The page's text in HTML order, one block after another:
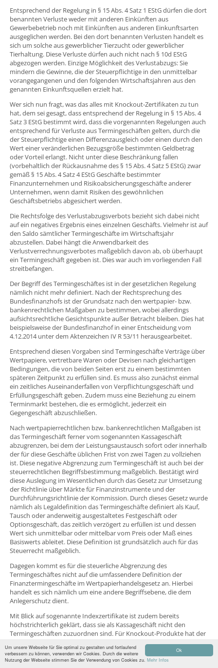
Ok
Um unsere Webseite für Sie optimal zu gestalten und fortlaufend
verbessern zu können, verwenden wir Cookies. Durch die weitere
Nutzung der Webseite stimmen Sie der Verwendung von Cookies zu. Mehr Infos
Entsprechend der Regelung in § 15 Abs. 4 Satz 1 EStG dürfen die dort
benannten Verluste weder mit anderen Einkünften aus
Gewerbebetrieb noch mit Einkünften aus anderen Einkunftsarten
ausgeglichen werden. Bei den dort benannten Verlusten handelt es
sich um solche aus gewerblicher Tierzucht oder gewerblicher
Tierhaltung. Diese Verluste dürfen auch nicht nach § 10d EStG
abgezogen werden. Einzige Möglichkeit des Verlustabzugs: Sie
mindern die Gewinne, die der Steuerpflichtige in den unmittelbar
vorangegangenen und den folgenden Wirtschaftsjahren aus den
genannten Einkunftsquellen erzielt hat.
Wer sich nun fragt, was das alles mit Knockout-Zertifikaten zu tun
hat, dem sei gesagt, dass entsprechend der Regelung in § 15 Abs. 4
Satz 3 EStG bestimmt wird, dass die vorgenannten Regelungen auch
entsprechend für Verluste aus Termingeschäften gelten, durch die
der Steuerpflichtige einen Differenzausgleich oder einen durch den
Wert einer veränderlichen Bezugsgröße bestimmten Geldbetrag
oder Vorteil erlangt. Nicht unter diese Beschränkung fallen
(vorbehaltlich der Rückausnahme des § 15 Abs. 4 Satz 5 EStG) zwar
gemäß § 15 Abs. 4 Satz 4 EStG Geschäfte bestimmter
Finanzunternehmen und Risikoabsicherungsgeschäfte anderer
Unternehmen, wenn damit Risiken des gewöhnlichen
Geschäftsbetriebs abgesichert werden.
Die Rechtsfolge des Verlustabzugsverbots bezieht sich dabei nicht
auf ein negatives Ergebnis eines einzelnen Geschäfts. Vielmehr ist auf
den Saldo sämtlicher Termingeschäfte im Wirtschaftsjahr
abzustellen. Dabei hängt die Anwendbarkeit des
Verlustverrechnungsverbotes maßgeblich davon ab, ob überhaupt
ein Termingeschäft gegeben ist. Dies war auch im vorliegenden Fall
streitbefangen.
Der Begriff des Termingeschäftes ist in der gesetzlichen Regelung
nämlich nicht mehr definiert. Nach der Rechtsprechung des
Bundesfinanzhofs ist der Grundsatz nach den wertpapier- bzw.
bankenrechtlichen Maßgaben zu bestimmen, wobei allerdings
aufsichtsrechtliche Gesichtspunkte außer Betracht bleiben. Dies hat
beispielsweise der Bundesfinanzhof in einer Entscheidung vom
4.12.2014 unter dem Aktenzeichen IV R 53/11 herausgearbeitet.
Entsprechend diesen Vorgaben sind Termingeschäfte Verträge über
Wertpapiere, vertretbare Waren oder Devisen nach gleichartigen
Bedingungen, die von beiden Seiten erst zu einem bestimmten
späteren Zeitpunkt zu erfüllen sind. Es muss also zunächst einmal
ein zeitliches Auseinanderfallen von Verpflichtungsgeschäft und
Erfüllungsgeschäft geben. Zudem muss eine Beziehung zu einem
Terminmarkt bestehen, die es ermöglicht, jederzeit ein
Gegengeschäft abzuschließen.
Nach wertpapierrechtlichen bzw. bankenrechtlichen Maßgaben ist
das Termingeschäft ferner vom sogenannten Kassageschäft
abzugrenzen, bei dem der Leistungsaustausch sofort oder innerhalb
der für diese Geschäfte üblichen Frist von zwei Tagen zu vollziehen
ist. Diese negative Abgrenzung zum Termingeschäft ist auch bei der
steuerrechtlichen Begriffsbestimmung maßgeblich. Bestätigt wird
diese Auslegung im Wesentlichen durch das Gesetz zur Umsetzung
der Richtlinie über Märkte für Finanzinstrumente und der
Durchführungsrichtlinie der Kommission. Durch dieses Gesetz wurde
nämlich als Legaldefinition das Termingeschäfte definiert als Kauf,
Tausch oder anderweitig ausgestaltetes Festgeschäft oder
Optionsgeschäft, das zeitlich verzögert zu erfüllen ist und dessen
Wert sich unmittelbar oder mittelbar vom Preis oder Maß eines
Basiswerts ableitet. Diese Definition ist grundsätzlich auch für das
Steuerrecht maßgeblich.
Dagegen kommt es für die steuerliche Abgrenzung des
Termingeschäftes nicht auf die umfassendere Definition der
Finanztermingeschäfte im Wertpapierhandelsgesetz an. Hierbei
handelt es sich nämlich um eine andere Begriffsebene, die dem
Anlegerschutz dient.
Mit Blick auf sogenannte Indexzertifikate ist zudem bereits
höchstrichterlich geklärt, dass sie als Kassageschäft nicht den
Termingeschäften zuzuordnen sind. Für Knockout-Produkte hat der
Bundesfinanzhof die Frage dagegen insbesondere bei der
Einordnung von Einkünften aus Kapitalvermögen bisher
offengelassen.